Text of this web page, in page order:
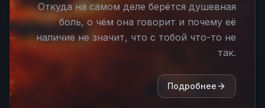
Откуда на самом деле берётся душевная
боль, о чём она говорит и почему её
наличие не значит, что с тобой что-то не
так.
Подробнее